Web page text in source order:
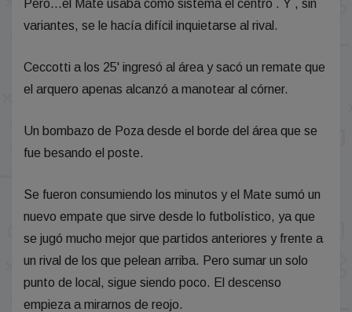
Pero...el Mate usaba como sistema el centro . Y , sin
variantes, se le hacía difícil inquietarse al rival.
Ceccotti a los 25' ingresó al área y sacó un remate que
el arquero apenas alcanzó a manotear al córner.
Un bombazo de Poza desde el borde del área que se
fue besando el poste.
Se fueron consumiendo los minutos y el Mate sumó un
nuevo empate que sirve desde lo futbolístico, ya que
se jugó mucho mejor que partidos anteriores y frente a
un rival de los que pelean arriba. Pero sumar un solo
punto de local, sigue siendo poco. El descenso
empieza a mirarnos de reojo.